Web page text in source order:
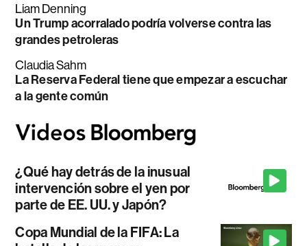
Liam Denning
Un Trump acorralado podría volverse contra las
grandes petroleras
Claudia Sahm
La Reserva Federal tiene que empezar a escuchar
a la gente común
¿Qué hay detrás de la inusual
intervención sobre el yen por
parte de EE. UU. y Japón?
Copa Mundial de la FIFA: La